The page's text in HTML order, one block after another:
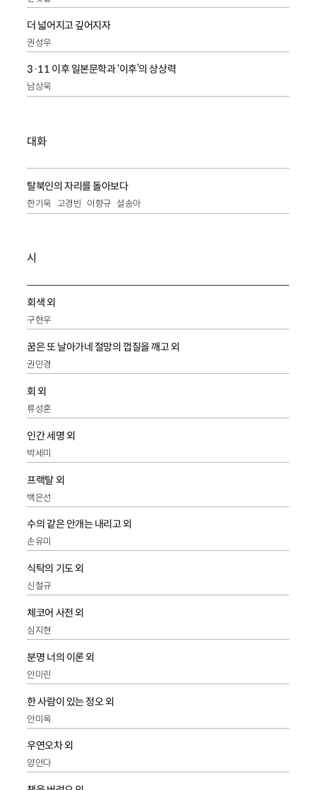
더 넓어지고 깊어지자
권성우
3·11 이후 일본문학과 ‘이후’의 상상력
남상욱
대화
탈북인의 자리를 돌아보다
한기욱 고경빈 이향규 설송아
시
회색 외
구현우
꿈은 또 날아가네 절망의 껍질을 깨고 외
권민경
회 외
류성훈
인간 세명 외
박세미
프랙탈 외
백은선
수의 같은 안개는 내리고 외
손유미
식탁의 기도 외
신철규
체코어 사전 외
심지현
분명 너의 이론 외
안미린
한 사람이 있는 정오 외
안미옥
우연오차 외
양안다